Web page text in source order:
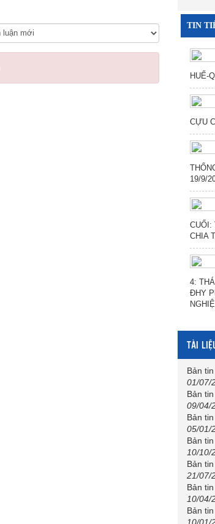
TIN
HUẾ-
CỰU
19/9/
CUỐI:
CHIA
4:
ĐHY
TÀI
Bản
01/07/
Bản
09/04/
Bản
05/01/
Bản
10/10/
Bản
21/07/
Bản
10/04/
Bản